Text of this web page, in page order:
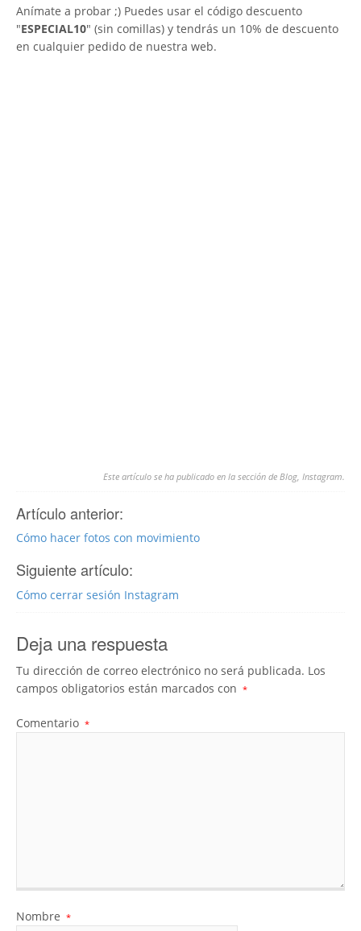
Anímate a probar ;) Puedes usar el código descuento
"ESPECIAL10" (sin comillas) y tendrás un 10% de descuento
en cualquier pedido de nuestra web.
Este artículo se ha publicado en la sección de Blog Instagram
Artículo anterior:
Cómo hacer fotos con movimiento
Siguiente artículo:
Cómo cerrar sesión Instagram
Deja una respuesta
Tu dirección de correo electrónico no será publicada. Los
campos obligatorios están marcados con *
Comentario *
Nombre *